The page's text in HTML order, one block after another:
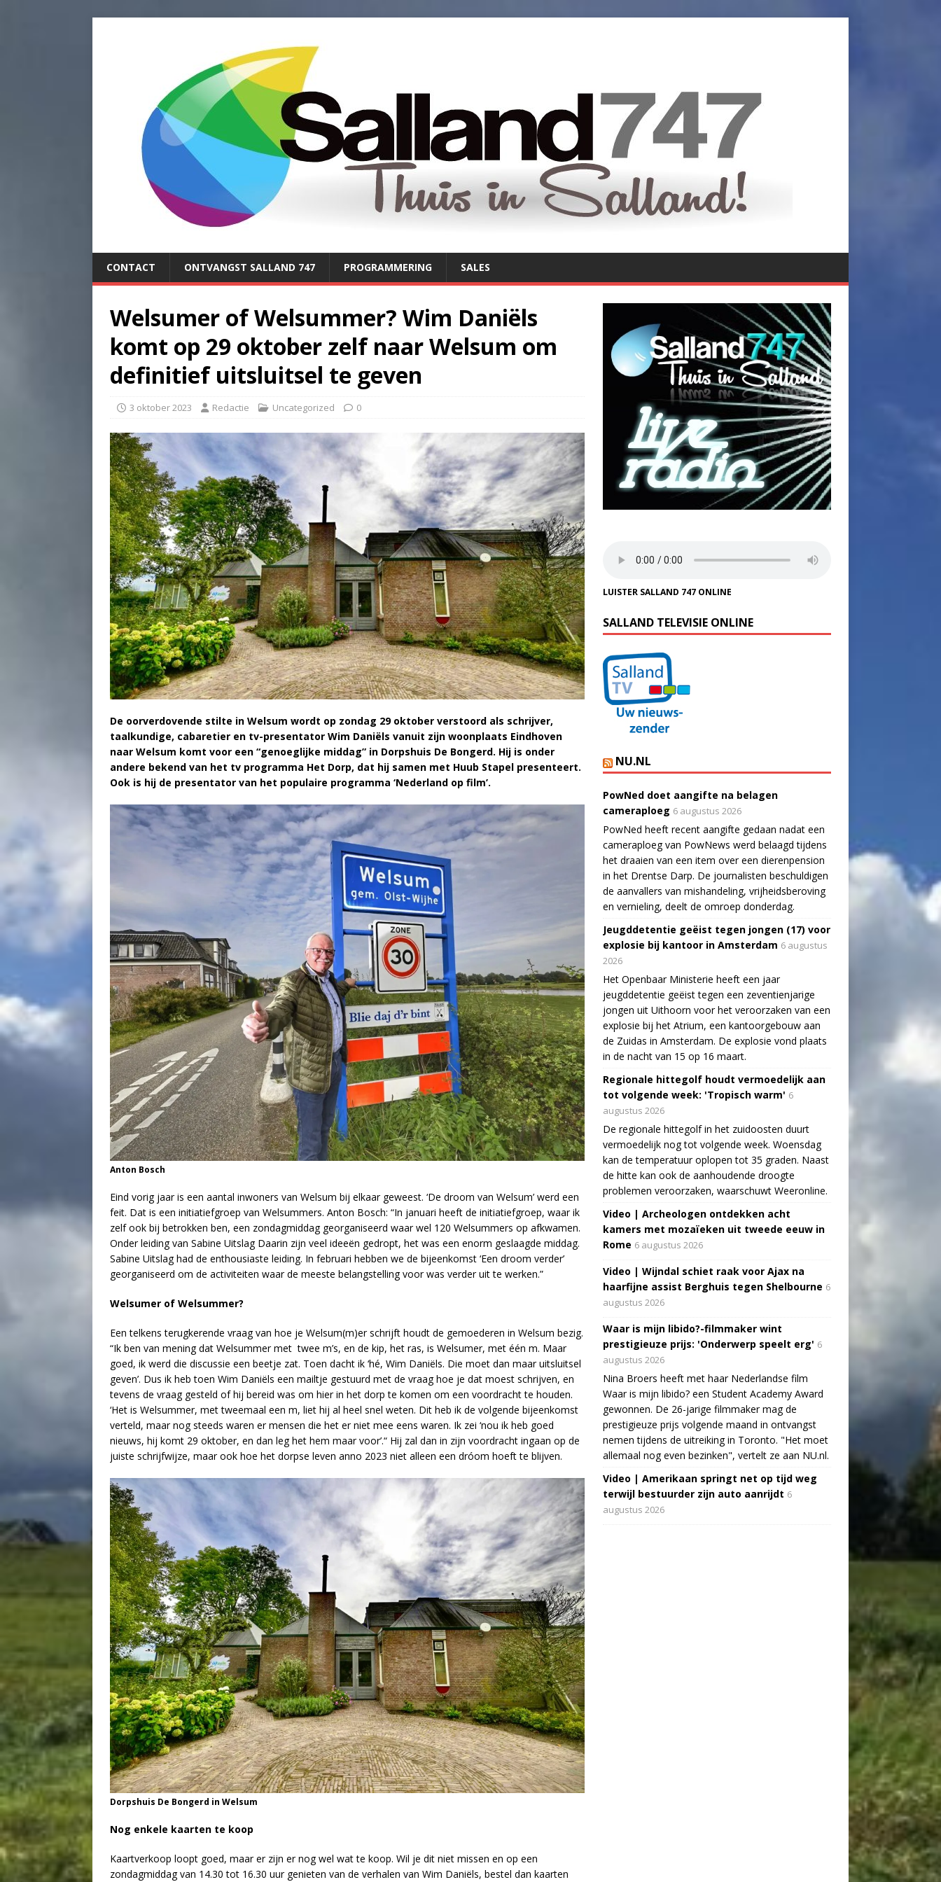
CONTACT ONTVANGST SALLAND 747 PROGRAMMERING SALES
Welsumer of Welsummer? Wim Daniëls
komt op 29 oktober zelf naar Welsum om
definitief uitsluitsel te geven
3 oktober 2023 Redactie Uncategorized 0
De oorverdovende stilte in Welsum wordt op zondag 29 oktober verstoord als schrijver,
taalkundige, cabaretier en tv-presentator Wim Daniëls vanuit zijn woonplaats Eindhoven
naar Welsum komt voor een “genoeglijke middag” in Dorpshuis De Bongerd. Hij is onder
andere bekend van het tv programma Het Dorp, dat hij samen met Huub Stapel presenteert.
Ook is hij de presentator van het populaire programma ‘Nederland op film’.
Anton Bosch
Eind vorig jaar is een aantal inwoners van Welsum bij elkaar geweest. ‘De droom van Welsum’ werd een
feit. Dat is een initiatiefgroep van Welsummers. Anton Bosch: “In januari heeft de initiatiefgroep, waar ik
zelf ook bij betrokken ben, een zondagmiddag georganiseerd waar wel 120 Welsummers op afkwamen.
Onder leiding van Sabine Uitslag Daarin zijn veel ideeën gedropt, het was een enorm geslaagde middag.
Sabine Uitslag had de enthousiaste leiding. In februari hebben we de bijeenkomst ‘Een droom verder’
georganiseerd om de activiteiten waar de meeste belangstelling voor was verder uit te werken.”
Welsumer of Welsummer?
Een telkens terugkerende vraag van hoe je Welsum(m)er schrijft houdt de gemoederen in Welsum bezig.
“Ik ben van mening dat Welsummer met twee m’s, en de kip, het ras, is Welsumer, met één m. Maar
goed, ik werd die discussie een beetje zat. Toen dacht ik ‘hé, Wim Daniëls. Die moet dan maar uitsluitsel
geven’. Dus ik heb toen Wim Daniëls een mailtje gestuurd met de vraag hoe je dat moest schrijven, en
tevens de vraag gesteld of hij bereid was om hier in het dorp te komen om een voordracht te houden.
‘Het is Welsummer, met tweemaal een m, liet hij al heel snel weten. Dit heb ik de volgende bijeenkomst
verteld, maar nog steeds waren er mensen die het er niet mee eens waren. Ik zei ‘nou ik heb goed
nieuws, hij komt 29 oktober, en dan leg het hem maar voor’.“ Hij zal dan in zijn voordracht ingaan op de
juiste schrijfwijze, maar ook hoe het dorpse leven anno 2023 niet alleen een dróom hoeft te blijven.
Dorpshuis De Bongerd in Welsum
Nog enkele kaarten te koop
Kaartverkoop loopt goed, maar er zijn er nog wel wat te koop. Wil je dit niet missen en op een
zondagmiddag van 14.30 tot 16.30 uur genieten van de verhalen van Wim Daniëls, bestel dan kaarten
LUISTER SALLAND 747 ONLINE
SALLAND TELEVISIE ONLINE
NU.NL
PowNed doet aangifte na belagen
cameraploeg 6 augustus 2026
PowNed heeft recent aangifte gedaan nadat een
cameraploeg van PowNews werd belaagd tijdens
het draaien van een item over een dierenpension
in het Drentse Darp. De journalisten beschuldigen
de aanvallers van mishandeling, vrijheidsberoving
en vernieling, deelt de omroep donderdag.
Jeugddetentie geëist tegen jongen (17) voor
explosie bij kantoor in Amsterdam 6 augustus
2026
Het Openbaar Ministerie heeft een jaar
jeugddetentie geëist tegen een zeventienjarige
jongen uit Uithoorn voor het veroorzaken van een
explosie bij het Atrium, een kantoorgebouw aan
de Zuidas in Amsterdam. De explosie vond plaats
in de nacht van 15 op 16 maart.
Regionale hittegolf houdt vermoedelijk aan
tot volgende week: 'Tropisch warm' 6
augustus 2026
De regionale hittegolf in het zuidoosten duurt
vermoedelijk nog tot volgende week. Woensdag
kan de temperatuur oplopen tot 35 graden. Naast
de hitte kan ook de aanhoudende droogte
problemen veroorzaken, waarschuwt Weeronline.
Video | Archeologen ontdekken acht
kamers met mozaïeken uit tweede eeuw in
Rome 6 augustus 2026
Video | Wijndal schiet raak voor Ajax na
haarfijne assist Berghuis tegen Shelbourne 6
augustus 2026
Waar is mijn libido?-filmmaker wint
prestigieuze prijs: 'Onderwerp speelt erg' 6
augustus 2026
Nina Broers heeft met haar Nederlandse film
Waar is mijn libido? een Student Academy Award
gewonnen. De 26-jarige filmmaker mag de
prestigieuze prijs volgende maand in ontvangst
nemen tijdens de uitreiking in Toronto. "Het moet
allemaal nog even bezinken", vertelt ze aan NU.nl.
Video | Amerikaan springt net op tijd weg
terwijl bestuurder zijn auto aanrijdt 6
augustus 2026